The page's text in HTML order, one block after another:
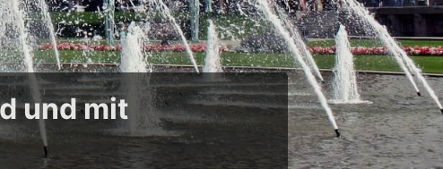
und mit